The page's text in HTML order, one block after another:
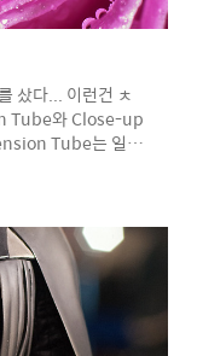
샀다... 이런건 ㅊ
Tube와 Close-up
Tube는 일정
해서 찍어야 거리
에서만 가능... 줌